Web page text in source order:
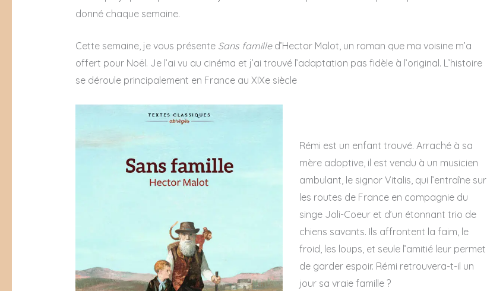
donné chaque semaine.
Cette semaine, je vous présente Sans familled’Hector Malot, un roman que ma voisine m’a
offert pour Noël. Je l’ai vu au cinéma et j’ai trouvé l’adaptation pas fidèle à l’original. L’histoire
se déroule principalement en France au XIXe siècle
Rémi est un enfant trouvé. Arraché à sa
mère adoptive, il est vendu à un musicien
ambulant, le signor Vitalis, qui l’entraîne sur
les routes de France en compagnie du
singe Joli-Coeur et d’un étonnant trio de
chiens savants. Ils affrontent la faim, le
froid, les loups, et seule l’amitié leur permet
de garder espoir. Rémi retrouvera-t-il un
jour sa vraie famille ?